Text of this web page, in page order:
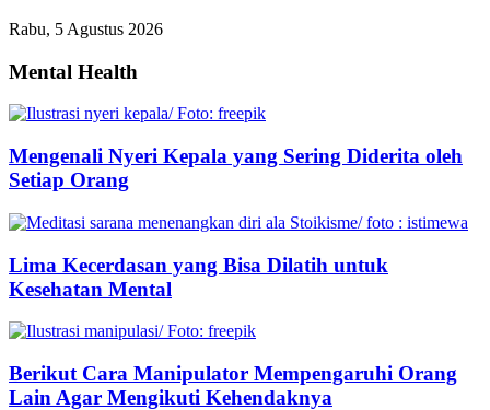
Rabu, 5 Agustus 2026
Mental Health
Mengenali Nyeri Kepala yang Sering Diderita oleh
Setiap Orang
Lima Kecerdasan yang Bisa Dilatih untuk
Kesehatan Mental
Berikut Cara Manipulator Mempengaruhi Orang
Lain Agar Mengikuti Kehendaknya